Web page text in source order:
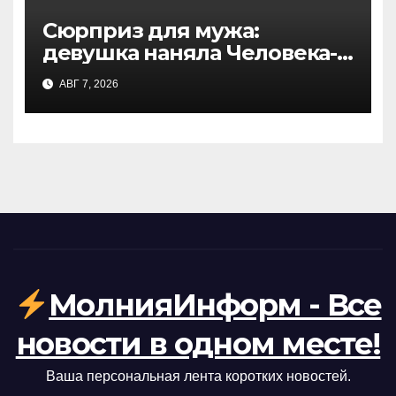
Сюрприз для мужа:
девушка наняла Человека-
паука на день рождения —
реакция именинника
покорила сеть
АВГ 7, 2026
МолнияИнформ - Все
новости в одном месте!
Ваша персональная лента коротких новостей.